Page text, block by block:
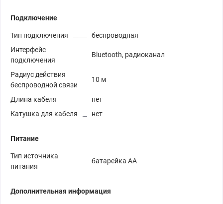
Подключение
Тип подключения
беспроводная
Интерфейс
подключения
Bluetooth, радиоканал
Радиус действия
беспроводной связи
10 м
Длина кабеля
нет
Катушка для кабеля
нет
Питание
Тип источника
питания
батарейка АА
Дополнительная информация